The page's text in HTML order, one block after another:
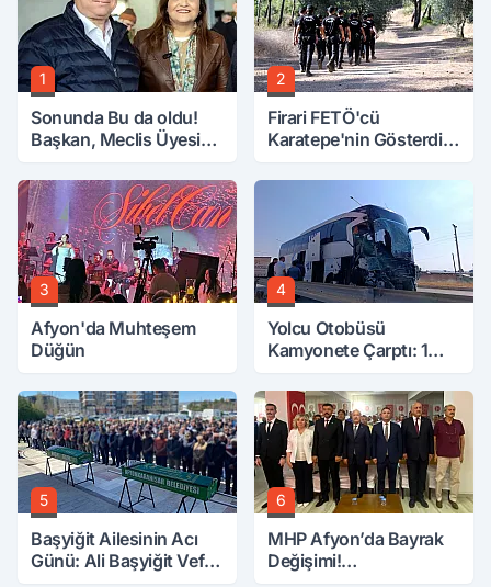
1
Sonunda Bu da oldu!
Başkan, Meclis Üyesini
Attırdı
2
Firari FETÖ'cü
Karatepe'nin Gösterdiği
Aranıyor
3
Afyon'da Muhteşem
Düğün
4
Yolcu Otobüsü
Kamyonete Çarptı: 1
5
Başyiğit Ailesinin Acı
Günü: Ali Başyiğit Vefat
6
MHP Afyon’da Bayrak
Değişimi!